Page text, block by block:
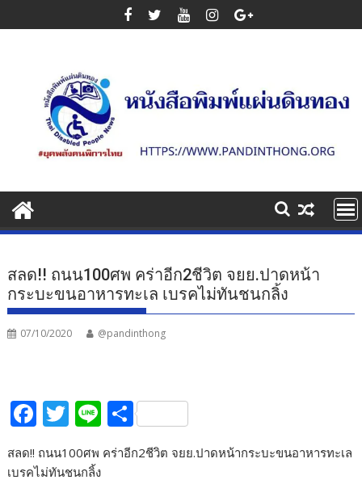
to
สลด!! ถนน100ศพ คร่าอีก2ชีวิต จยย.ปาดหน้า
กระบะขนอาหารทะเล เบรคไม่ทันชนกลิ้ง
07/10/2020 @pandinthong
F
e
T
itt
Li
n
e
S
h
ar
สลด!! ถนน100ศพ คร่าอีก2ชีวิต จยย.ปาดหน้ากระบะขนอาหารทะเล
เบรคไม่ทันชนกลิ้ง